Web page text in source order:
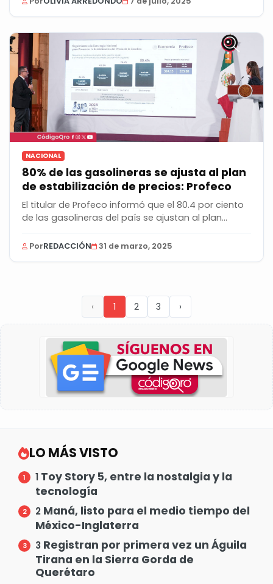
NACIONAL
80% de las gasolineras se ajusta al plan
de estabilización de precios: Profeco
El titular de Profeco informó que el 80.4 por ciento
de las gasolineras del país se ajustan al plan...
PorREDACCIÓN 31 de marzo, 2025
‹ 1 2 3 ›
LO MÁS VISTO
1 Toy Story 5, entre la nostalgia y la
tecnología
2 Maná, listo para el medio tiempo del
México-Inglaterra
3 Registran por primera vez un Águila
Tirana en la Sierra Gorda de
Querétaro